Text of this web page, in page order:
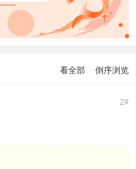
看全部 倒序浏览
2#